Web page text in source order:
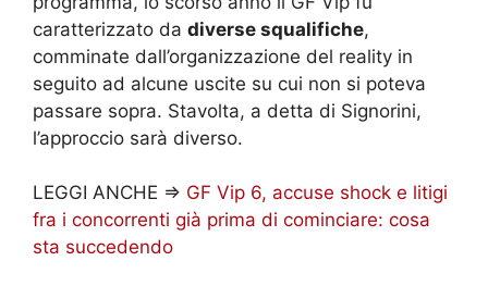
caratterizzato da diverse squalifiche,
comminate dall’organizzazione del reality in
seguito ad alcune uscite su cui non si poteva
passare sopra. Stavolta, a detta di Signorini,
l’approccio sarà diverso.
LEGGI ANCHE => GF Vip 6, accuse shock e litigi
fra i concorrenti già prima di cominciare: cosa
sta succedendo